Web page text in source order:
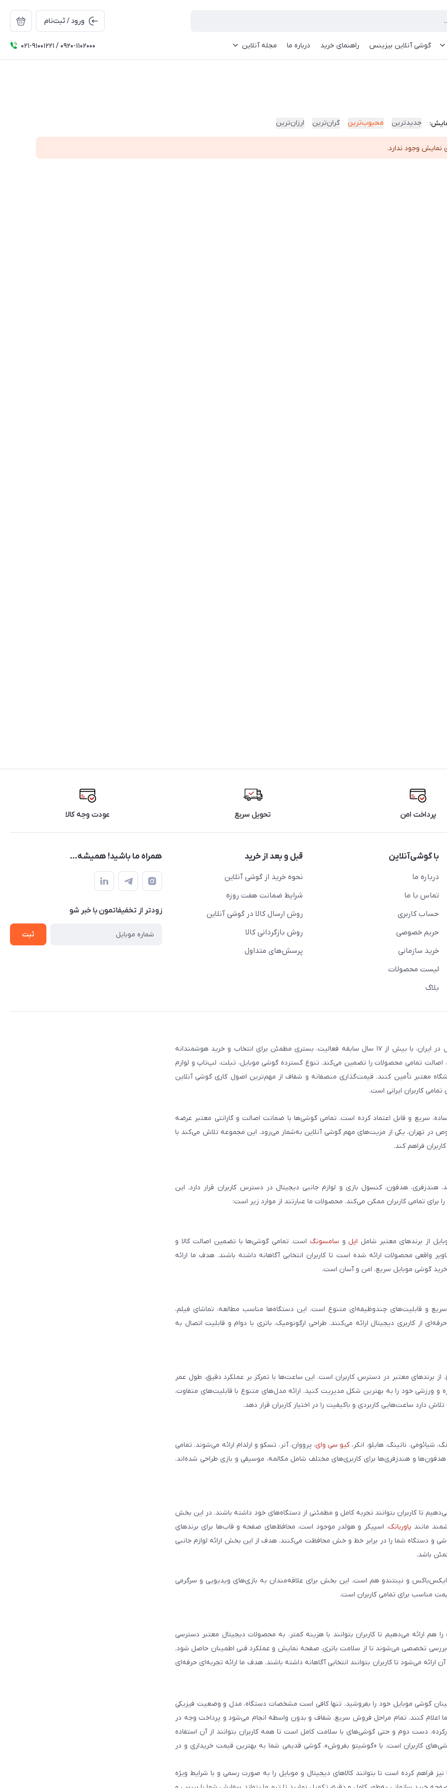
ورود / ثبت‌نام
گوشی آنلاین بیزینس راهنمای خرید درباره ما مجله آنلاین ۰۲۱-91001221 / 0920-1102000
جدیدترین محبوب‌ترین گران‌ترین ارزان‌ترین
نمایش وجود ندارد.
پرداخت امن تحویل سریع عودت وجه کالا
با گوشی‌آنلاین
درباره ما
تماس با ما
حساب کاربری
حریم خصوصی
خرید سازمانی
لیست محصولات
بلاگ
قبل و بعد از خرید
نحوه خرید از گوشی آنلاین
شرایط ضمانت هفت روزه
روش ارسال کالا در گوشی آنلاین
روش بازگردانی کالا
پرسش‌های متداول
همراه ما باشید! همیشه...
زودتر از تخفیفاتمون با خبر شو
ثبت
فروشگاه گوشی آنلاین به‌عنوان یکی از مراجع تخصصی خرید لوازم دیجیتال در ایران، با بیش از ۱۷ سال سابقه فعالیت، بستری مطمئن برای انتخاب و خرید هوشمندانه
اصالت تمامی محصولات را تضمین می‌کند. تنوع گسترده گوشی موبایل، تبلت، لپ‌تاپ و لوازم
معتبر تأمین کنند. قیمت‌گذاری منصفانه و شفاف از مهم‌ترین اصول کاری گوشی آنلاین
کاربران ایرانی است.
سریع و قابل اعتماد کرده است. تمامی گوشی‌ها با ضمانت اصالت و گارانتی معتبر عرضه
در تهران، یکی از مزیت‌های مهم گوشی آنلاین به‌شمار می‌رود. این مجموعه تلاش می‌کند با
فراهم کند.
هدفون، کنسول بازی و لوازم جانبی دیجیتال در دسترس کاربران قرار دارد. این
تمامی کاربران ممکن می‌کند. محصولات ما عبارتند از موارد زیر است:
از برندهای معتبر شامل اپل و سامسونگ است. تمامی گوشی‌ها با تضمین اصالت کالا و
محصولات ارائه شده است تا کاربران انتخابی آگاهانه داشته باشند. هدف ما ارائه
گوشی موبایل سریع، امن و آسان است.
و قابلیت‌های چندوظیفه‌ای متنوع است. این دستگاه‌ها مناسب مطالعه، تماشای فیلم،
از کاربری دیجیتال ارائه می‌کنند. طراحی ارگونومیک، باتری با دوام و قابلیت اتصال به
از برندهای معتبر در دسترس کاربران است. این ساعت‌ها با تمرکز بر عملکرد دقیق، طول عمر
و ورزشی خود را به بهترین شکل مدیریت کنید. ارائه مدل‌های متنوع با قابلیت‌های متفاوت،
ساعت‌هایی کاربردی و باکیفیت را در اختیار کاربران قرار دهد.
ناتینگ، هایلو، انکر، کیو سی وای، پرووان، آنر، تسکو و ارلدام ارائه می‌شوند. تمامی
و هندزفری‌ها برای کاربری‌های مختلف شامل مکالمه، موسیقی و بازی طراحی شده‌اند.
تا کاربران بتوانند تجربه کامل و مطمئنی از دستگاه‌های خود داشته باشند. در این بخش
مانند پاوربانک، اسپیکر و هولدر موجود است. محافظ‌های صفحه و قاب‌ها برای برندهای
و دستگاه شما را در برابر خط و خش محافظت می‌کنند. هدف از این بخش ارائه لوازم جانبی
باشد.
ایکس‌باکس و نینتندو هم است. این بخش برای علاقه‌مندان به بازی‌های ویدیویی و سرگرمی
مناسب برای تمامی کاربران است.
ارائه می‌دهیم تا کاربران بتوانند با هزینه کمتر، به محصولات دیجیتال معتبر دسترسی
تخصصی می‌شوند تا از سلامت باتری، صفحه نمایش و عملکرد فنی اطمینان حاصل شود.
می‌شود تا کاربران بتوانند انتخابی آگاهانه داشته باشند. هدف ما ارائه تجربه‌ای حرفه‌ای
گوشی موبایل خود را بفروشید. تنها کافی است مشخصات دستگاه، مدل و وضعیت فیزیکی
اعلام کنند. تمام مراحل فروش سریع، شفاف و بدون واسطه انجام می‌شود و پرداخت وجه در
دست دوم و حتی گوشی‌های با سلامت کامل است تا همه کاربران بتوانند از آن استفاده
کاربران است. با «گوشیتو بفروش»، گوشی قدیمی شما به بهترین قیمت خریداری و در
فراهم کرده است تا بتوانند کالاهای دیجیتال و موبایل را به صورت رسمی و با شرایط ویژه